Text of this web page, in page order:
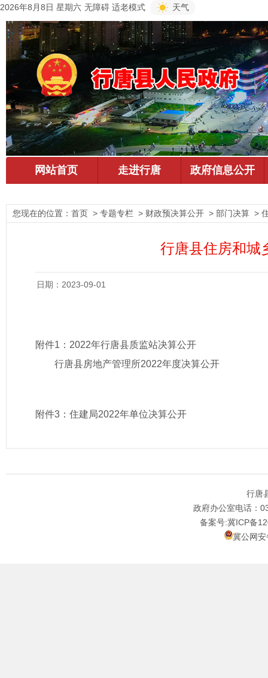
2026年8月8日 星期六 无障碍 适老模式 天气
您现在的位置： 首页 > 专题专栏 > 财政预决算公开 > 部门决算 >
行唐县住房和城
日期：2023-09-01
附件1： 2022年行唐县质监站决算公开
行唐县房地产管理所2022年度决算公开
附件3： 住建局2022年单位决算公开